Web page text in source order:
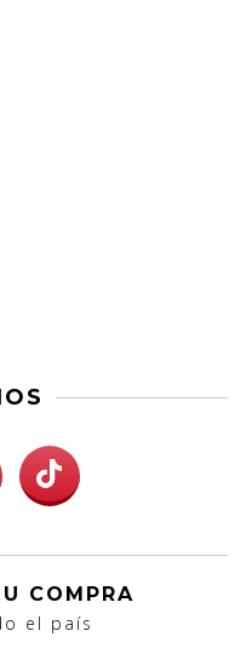
ROJO 103/1 PASS
COMPRA
el país